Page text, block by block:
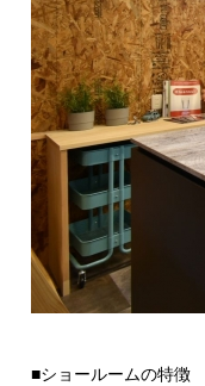
■ショールームの特徴